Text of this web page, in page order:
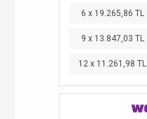
6 x 19.265,86 TL
9 x 13.847,03 TL
12 x 11.261,98 TL